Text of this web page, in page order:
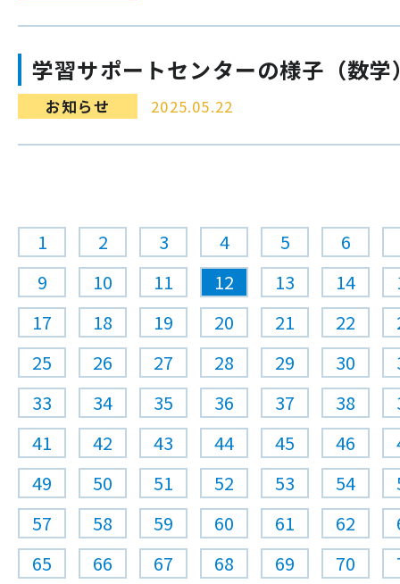
学習サポートセンターの様子（数学
お知らせ 2025.05.22
1 2 3 4 5
6
9
10 11 12 13 14
17
18 19 20 21 22
25
26 27 28 29 30
33
34 35 36 37 38
41
42 43 44 45 46
49
50 51 52 53 54
57
58 59 60 61 62
65
66 67 68 69 70